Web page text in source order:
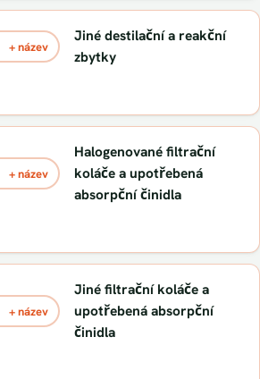
+ název
Jiné destilační a reakční
zbytky
+ název
Halogenované filtrační
koláče a upotřebená
absorpční činidla
+ název
Jiné filtrační koláče a
upotřebená absorpční
činidla